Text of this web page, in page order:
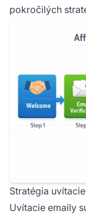
pokročilých
Stratégia
Uvítacie emaily